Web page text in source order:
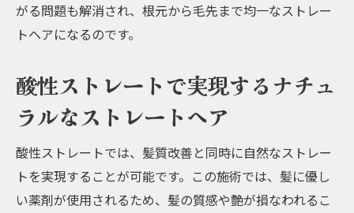
がる問題も解消され、根元から毛先まで均一なストレー
トヘアになるのです。
酸性ストレートで実現するナチュ
ラルなストレートヘア
酸性ストレートでは、髪質改善と同時に自然なストレー
トを実現することが可能です。この施術では、髪に優し
い薬剤が使用されるため、髪の質感や艶が損なわれるこ